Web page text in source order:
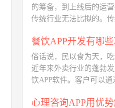
的筹备，到上线后的运
传统行业无法比拟的。
餐饮APP开发有哪
俗话说，民以食为天，
近年来外卖行业的蓬勃
饮APP软件。客户可以通
心理咨询APP用优